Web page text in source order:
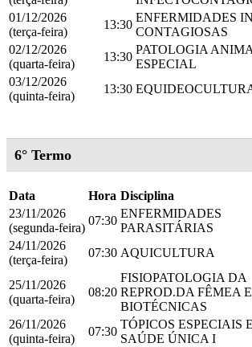
01/12/2026
(terça-feira)
13:30
ENFERMIDADES
CONTAGIOSAS
02/12/2026
(quarta-feira)
13:30
PATOLOGIA
ESPECIAL
03/12/2026
(quinta-feira)
13:30
6° Termo
Data Hora Disciplina
23/11/2026
(segunda-feira)
07:30
ENFERMIDADES
PARASITÁRIAS
24/11/2026
(terça-feira)
07:30 AQUICULTURA
25/11/2026
(quarta-feira)
08:20
FISIOPATOLOGIA DA
REPROD.DA FÊMEA E
BIOTÉCNICAS
26/11/2026
(quinta-feira)
07:30
TÓPICOS ESPECIAIS
SAÚDE ÚNICA I